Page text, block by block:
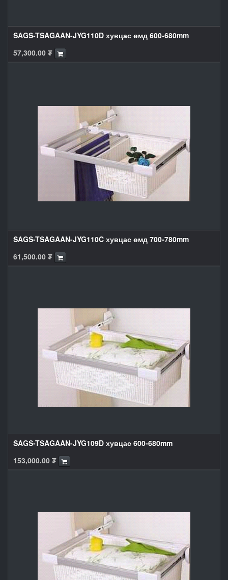
SAGS-TSAGAAN-JYG110D хувцас өмд 600-680mm
57,300.00 ₮
SAGS-TSAGAAN-JYG110C хувцас өмд 700-780mm
61,500.00 ₮
SAGS-TSAGAAN-JYG109D хувцас 600-680mm
153,000.00 ₮